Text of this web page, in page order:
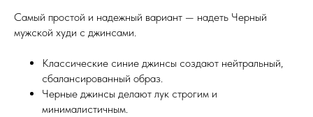
Самый простой и надежный вариант — надеть Черный
мужской худи с джинсами.
Классические синие джинсы создают нейтральный,
сбалансированный образ.
Черные джинсы делают лук строгим и
минималистичным.